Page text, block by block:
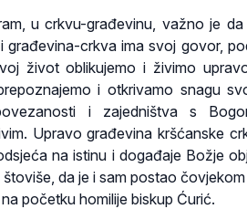
u crkvu-građevinu, važno je
građevina-crkva ima svoj govor,
život oblikujemo i živimo
i otkrivamo snagu
i zajedništva s
Upravo građevina kršćanske
na istinu i događaje Božje
da je i sam postao
početku homilije biskup Ćurić.